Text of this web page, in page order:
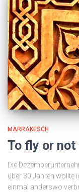
MARRAKESCH
To fly or
Die
über 30 Jahren wollte
einmal anderswo